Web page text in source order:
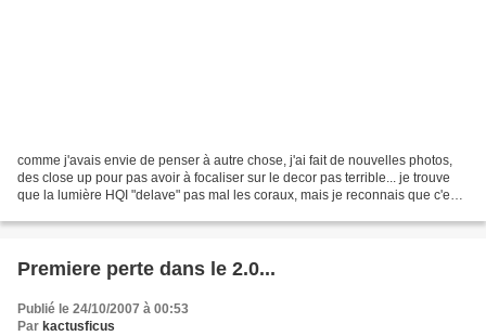
comme j'avais envie de penser à autre chose, j'ai fait de nouvelles photos,
des close up pour pas avoir à focaliser sur le decor pas terrible... je trouve
que la lumière HQI "delave" pas mal les coraux, mais je reconnais que c'est
Premiere perte dans le 2.0...
Publié le 24/10/2007 à 00:53
Par kactusficus